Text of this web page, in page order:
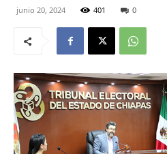
junio 20, 2024 401 0